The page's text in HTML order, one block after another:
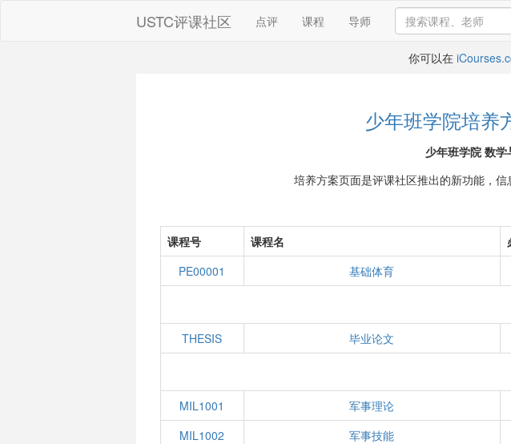
USTC评课社区 点评 课程 导师
你可以在
少年班学院培养
少年班学院 数
培养方案页面是评课社区推出的新功能，
课程号 课程名
PE00001
基础体育
THESIS 毕业论文
MIL1001 军事理论
MIL1002
军事技能